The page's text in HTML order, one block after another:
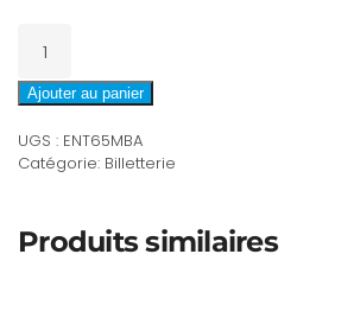
Entrée
65+
Ajouter au panier
UGS : ENT65MBA
Catégorie: Billetterie
Produits similaires